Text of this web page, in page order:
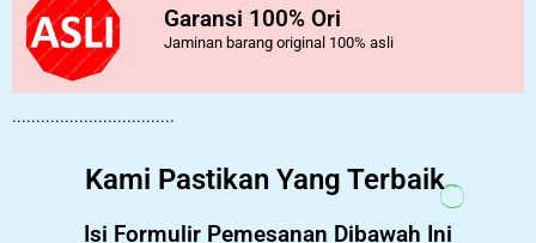
Garansi 100% Ori
Jaminan barang original 100% asli
..................................
Kami Pastikan Yang Terbaik
Isi Formulir Pemesanan Dibawah Ini